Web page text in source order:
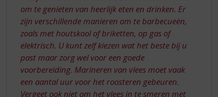
om te genieten van heerlijk eten en drinken. Er
zijn verschillende manieren om te barbecueën,
zoals met houtskool of briketten, op gas of
elektrisch. U kunt zelf kiezen wat het beste bij u
past maar zorg wel voor een goede
voorbereiding. Marineren van vlees moet vaak
een aantal uur voor het roosteren gebeuren.
Vergeet ook niet om het vlees in te smeren met